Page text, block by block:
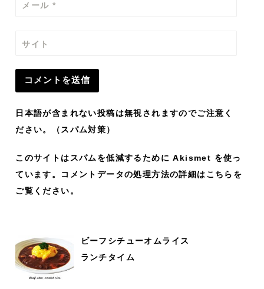
メール *
サイト
日本語が含まれない投稿は無視されますのでご注意く
ださい。（スパム対策）
このサイトはスパムを低減するために Akismet を使っ
ています。
コメントデータの処理方法の詳細はこちらを
ご覧ください。
ビーフシチューオムライス
ランチタイム